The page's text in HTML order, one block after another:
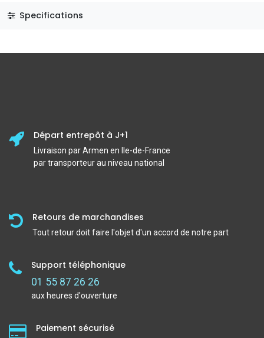
Specifications
Départ entrepôt à J+1
Livraison par Armen en Ile-de-France
par transporteur au niveau national
Retours de marchandises
Tout retour doit faire l'objet d'un accord de notre part
Support téléphonique
01 55 87 26 26
aux heures d'ouverture
Paiement sécurisé